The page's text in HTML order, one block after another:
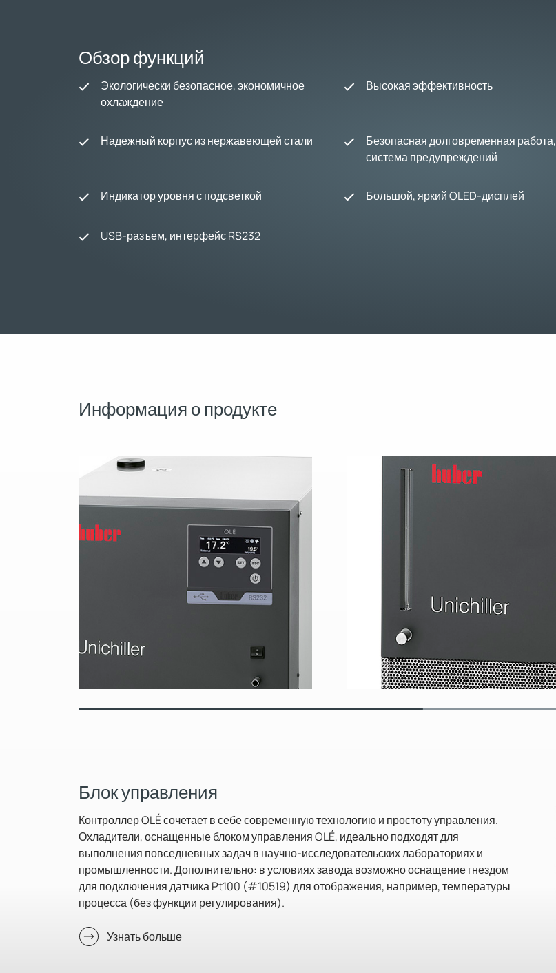
Обзор функций
Экологически безопасное, экономичное
охлаждение
Высокая эффективность
Надежный корпус из нержавеющей стали
Безопасная долговременная работа,
система предупреждений
Индикатор уровня с подсветкой Большой, яркий OLED-дисплей
USB-разъем, интерфейс RS232
Информация о продукте
Блок управления
Контроллер OLÉ сочетает в себе современную технологию и простоту управления.
Охладители, оснащенные блоком управления OLÉ, идеально подходят для
выполнения повседневных задач в научно-исследовательских лабораториях и
промышленности. Дополнительно: в условиях завода возможно оснащение гнездом
для подключения датчика Pt100 (#10519) для отображения, например, температуры
процесса (без функции регулирования).
Узнать больше